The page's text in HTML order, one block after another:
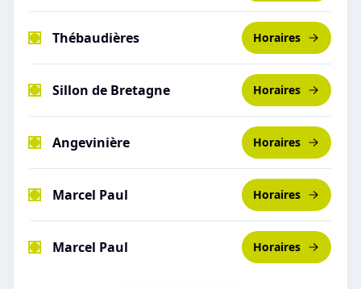
Thébaudières Horaires
Sillon de Bretagne Horaires
Angevinière Horaires
Marcel Paul Horaires
Marcel Paul Horaires